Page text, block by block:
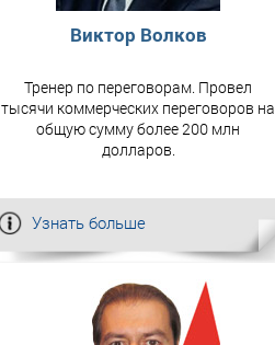
Виктор Волков
Тренер по переговорам. Провел
тысячи коммерческих переговоров на
общую сумму более 200 млн
долларов.
Узнать больше